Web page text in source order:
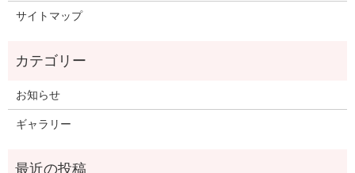
サイトマップ
お知らせ
ギャラリー